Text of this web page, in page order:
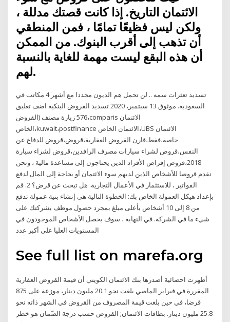
الائتمان التاريخ. إذا كانت قصتك مدللة ،
ولكن ليس فظيعًا تمامًا ، فمن المنطقي
أن تذهب إلى أقرب البنوك. من الممكن
أن هذه البقع ليست مهمة للغاية بالنسبة
لهم.
تسديد تعثرات سمه .. لن تحمل هم الديون مجددا مع أشهر 4 مكاتب في
السعودية. موثوق 13 سبتمبر، 2020 تسديد القروض البنكية اضف تعليق
576 زيارة مصنف (القروض،comparis الائتمان
الخاص،kuwait،postfinance الائتمان الخاص،UBS الائتمان
خاصة،فقط،قارن القروض العقارية،قروض،قروض للدفاع عن
النفس،قروض لشراء سيارات مصرف الرافدين،قروض لشراء سيارة
2018،قروض إقراض الأفراد الذين يحتاجون إلى مساعدة مالية ، ونحن
نقدم قروضا للأشخاص الذين لديهم سوء الائتمان أو بحاجة إلى المال لدفع
الفواتير ، للاستثمار في الأعمال التجارية. هل تبحث عن قرض؟ 2. قم
بإعداد هيكل العمولة الخاص بك: الخطوة التالية هي إنشاء بنية عمولة تدفع
من 8 إلى 10 أشخاص بأعلى مبلغ بمجرد حصول موظف بشركتك على
شيء ما في الشركة. في النهاية ، سوف يحصل الأشخاص الموجودون في
المستويات العليا على أكبر عدد
See full list on marefa.org
أظهرت احصائية أصدرها بنك الائتمان الكويتي أن قيمة القروض العقارية
المقررة في فبراير الماضي بلغت نحو 20.1 مليون دينار، موزعة على 875
قرضا، في حين بلغت قيمة المصروف من القروض في الشهر ذاته نحو
25.8 مليون دينار. بطاقات الائتمان; القروض حسب درجة الضّمان هو خطر